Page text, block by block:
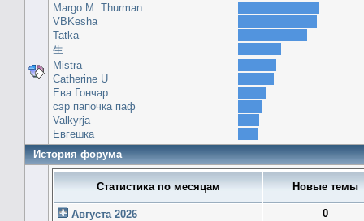
Margo M. Thurman
VBKesha
Tatka
生
Mistra
Catherine U
Ева Гончар
сэр папочка паф
Valkyrja
Евгешка
История форума
Статистика по месяцам Новые темы
Августа 2026
0